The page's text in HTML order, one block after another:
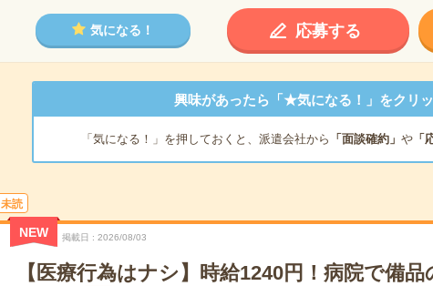
気になる！ 応募する
興味があったら「★気になる！」をクリッ
「気になる！」を押しておくと、派遣会社から 「面談確約」 や「
未読
NEW 掲載日 2026/08/03
【医療行為はナシ】時給1240円！病院で備